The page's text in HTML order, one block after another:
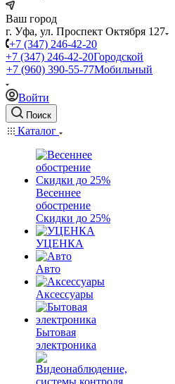
Ваш город
г. Уфа, ул. Проспект Октября 127
+7 (347) 246-42-20
+7 (347) 246-42-20Городской
+7 (960) 390-55-77Мобильный
Войти
Поиск
Каталог
Весеннее
обострение
Скидки до 25%
УЦЕНКА
Авто
Аксессуары
Бытовая
электроника